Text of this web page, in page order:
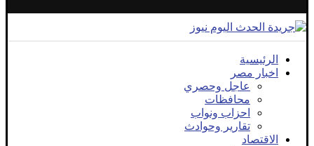
الرئيسية
اخبار مصر
عاجل وحصري
محافظات
احزاب ونواب
تقارير وحوادث
الاقتصاد